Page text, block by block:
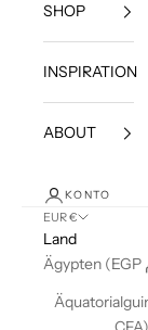
SHOP
INSPIRATION
ABOUT
KONTO
EUR €
Land